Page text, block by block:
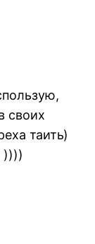
своих
таить)
))))